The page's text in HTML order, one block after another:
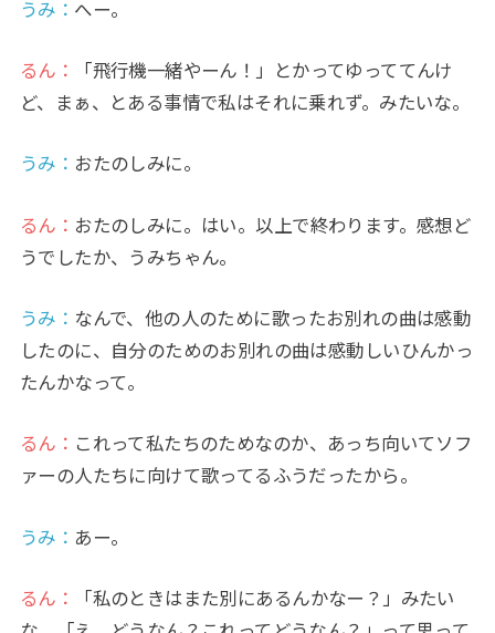
うみ ： へー。
るん：
「飛行機一緒やーん！」とかってゆっててんけ
ど、まぁ、とある事情で私はそれに乗れず。みたいな。
うみ ： おたのしみに。
るん： おたのしみに。はい。以上で終わります。感想ど
うでしたか、うみちゃん。
うみ ： なんで、他の人のために歌ったお別れの曲は感動
したのに、自分のためのお別れの曲は感動しいひんかっ
たんかなって。
るん： これって私たちのためなのか、あっち向いてソフ
ァーの人たちに向けて歌ってるふうだったから。
うみ ： あー。
るん：
「私のときはまた別にあるんかなー？」みたい